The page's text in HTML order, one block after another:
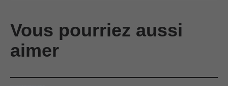
Vous pourriez aussi
aimer